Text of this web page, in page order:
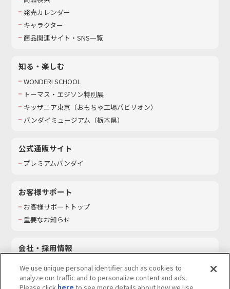
発売カレンダー
キャラクター
商品関連サイト・SNS一覧
知る・楽しむ
WONDER! SCHOOL
トーマス・エジソン特別展
キッザニア東京（おもちゃ工場パビリオン）​
バンダイミュージアム（栃木県）
公式通販サイト
プレミアムバンダイ
お客様サポート
お客様サポートトップ
重要なお知らせ
会社・採用情報
採用情報
We use unique personal identifier such as cookies to
analyze our traffic and to personalize content and ads.